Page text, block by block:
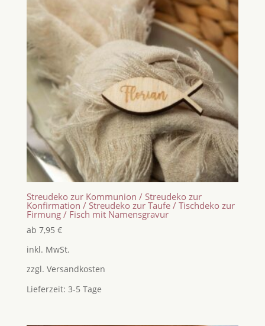
Streudeko zur Kommunion / Streudeko zur
Konfirmation / Streudeko zur Taufe / Tischdeko zur
Firmung / Fisch mit Namensgravur
ab 7,95 €
inkl. MwSt.
zzgl. Versandkosten
Lieferzeit: 3-5 Tage